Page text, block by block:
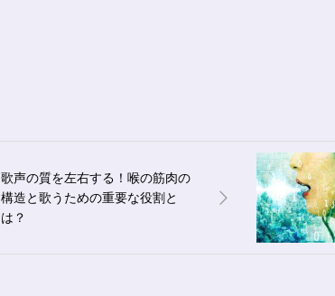
歌声の質を左右する！喉の筋肉の
構造と歌うための重要な役割と
は？